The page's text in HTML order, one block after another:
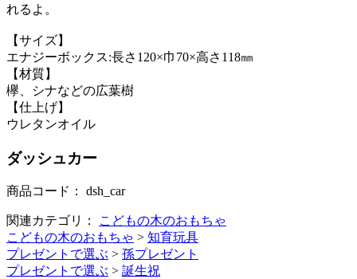
れるよ。
【サイズ】
エナジーボックス:長さ120×巾70×高さ118㎜
【材質】
欅、シナなどの広葉樹
【仕上げ】
ウレタンオイル
ダッシュカー
商品コード： dsh_car
関連カテゴリ：
こどもの木のおもちゃ
こどもの木のおもちゃ > 知育玩具
プレゼントで選ぶ > 孫プレゼント
プレゼントで選ぶ > 誕生祝